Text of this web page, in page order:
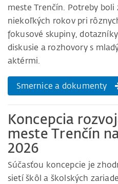
meste Trenčín. Potreby boli
niekoľkých rokov pri
fokusové skupiny,
diskusie a rozhovory s
aktérmi.
Smernice a dokumenty
Koncepcia
meste Trenčín
2026
Súčasťou koncepcie je
sietí škôl a školských